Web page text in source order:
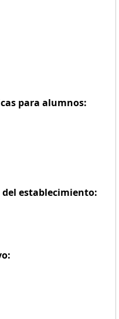
para alumnos:
establecimiento: